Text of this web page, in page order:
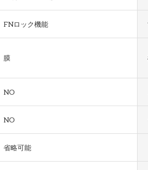
FNロック機能
膜
NO
NO
省略可能